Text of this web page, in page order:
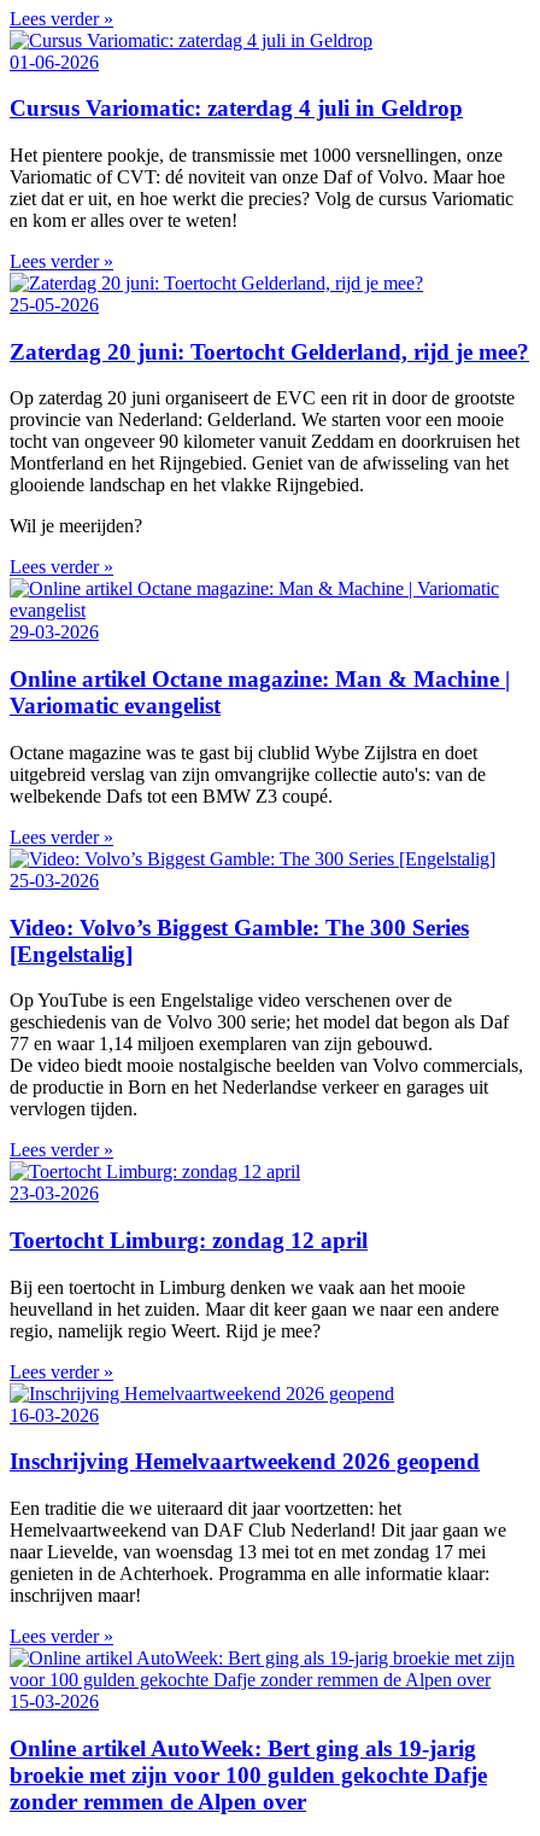
Lees verder »
01-06-2026
Cursus Variomatic: zaterdag 4 juli in Geldrop
Het pientere pookje, de transmissie met 1000 versnellingen, onze
Variomatic of CVT: dé noviteit van onze Daf of Volvo. Maar hoe
ziet dat er uit, en hoe werkt die precies? Volg de cursus Variomatic
en kom er alles over te weten!
Lees verder »
25-05-2026
Zaterdag 20 juni: Toertocht Gelderland, rijd je mee?
Op zaterdag 20 juni organiseert de EVC een rit in door de grootste
provincie van Nederland: Gelderland. We starten voor een mooie
tocht van ongeveer 90 kilometer vanuit Zeddam en doorkruisen het
Montferland en het Rijngebied. Geniet van de afwisseling van het
glooiende landschap en het vlakke Rijngebied.
Wil je meerijden?
Lees verder »
29-03-2026
Online artikel Octane magazine: Man & Machine |
Variomatic evangelist
Octane magazine was te gast bij clublid Wybe Zijlstra en doet
uitgebreid verslag van zijn omvangrijke collectie auto's: van de
welbekende Dafs tot een BMW Z3 coupé.
Lees verder »
25-03-2026
Video: Volvo’s Biggest Gamble: The 300 Series
[Engelstalig]
Op YouTube is een Engelstalige video verschenen over de
geschiedenis van de Volvo 300 serie; het model dat begon als Daf
77 en waar 1,14 miljoen exemplaren van zijn gebouwd.
De video biedt mooie nostalgische beelden van Volvo commercials,
de productie in Born en het Nederlandse verkeer en garages uit
vervlogen tijden.
Lees verder »
23-03-2026
Toertocht Limburg: zondag 12 april
Bij een toertocht in Limburg denken we vaak aan het mooie
heuvelland in het zuiden. Maar dit keer gaan we naar een andere
regio, namelijk regio Weert. Rijd je mee?
Lees verder »
16-03-2026
Inschrijving Hemelvaartweekend 2026 geopend
Een traditie die we uiteraard dit jaar voortzetten: het
Hemelvaartweekend van DAF Club Nederland! Dit jaar gaan we
naar Lievelde, van woensdag 13 mei tot en met zondag 17 mei
genieten in de Achterhoek. Programma en alle informatie klaar:
inschrijven maar!
Lees verder »
15-03-2026
Online artikel AutoWeek: Bert ging als 19-jarig
broekie met zijn voor 100 gulden gekochte Dafje
zonder remmen de Alpen over